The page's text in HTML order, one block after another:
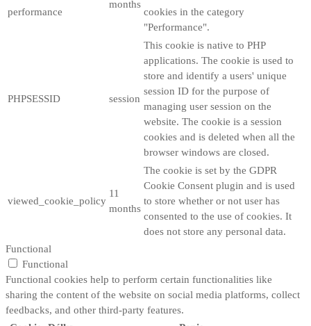
performance
months
cookies in the category
"Performance".
PHPSESSID session
This cookie is native to PHP
applications. The cookie is used to
store and identify a users' unique
session ID for the purpose of
managing user session on the
website. The cookie is a session
cookies and is deleted when all the
browser windows are closed.
viewed_cookie_policy
11
months
The cookie is set by the GDPR
Cookie Consent plugin and is used
to store whether or not user has
consented to the use of cookies. It
does not store any personal data.
Functional
Functional
Functional cookies help to perform certain functionalities like
sharing the content of the website on social media platforms, collect
feedbacks, and other third-party features.